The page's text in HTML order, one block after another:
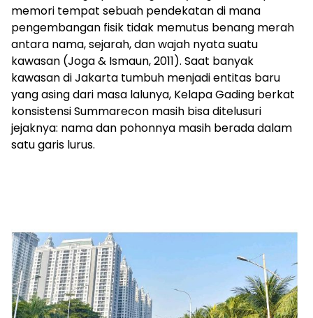
memori tempat sebuah pendekatan di mana
pengembangan fisik tidak memutus benang merah
antara nama, sejarah, dan wajah nyata suatu
kawasan (Joga & Ismaun, 2011). Saat banyak
kawasan di Jakarta tumbuh menjadi entitas baru
yang asing dari masa lalunya, Kelapa Gading berkat
konsistensi Summarecon masih bisa ditelusuri
jejaknya: nama dan pohonnya masih berada dalam
satu garis lurus.